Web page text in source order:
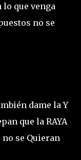
lo que venga
no se
dame la Y
que la RAYA
no se Quieran